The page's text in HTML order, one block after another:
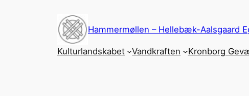
Hammermøllen – Hellebæk-Aalsgaard
Kulturlandskabet Vandkraften Kronborg